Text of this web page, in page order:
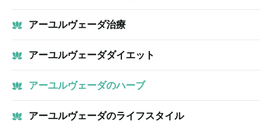
アーユルヴェーダ治療
アーユルヴェーダダイエット
アーユルヴェーダのハーブ
アーユルヴェーダのライフスタイル